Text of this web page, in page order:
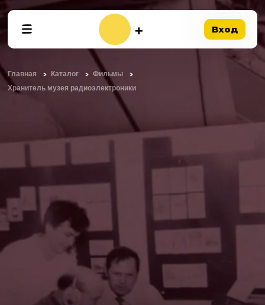
Вход
Главная Каталог
Фильмы
Хранитель музея радиоэлектроники